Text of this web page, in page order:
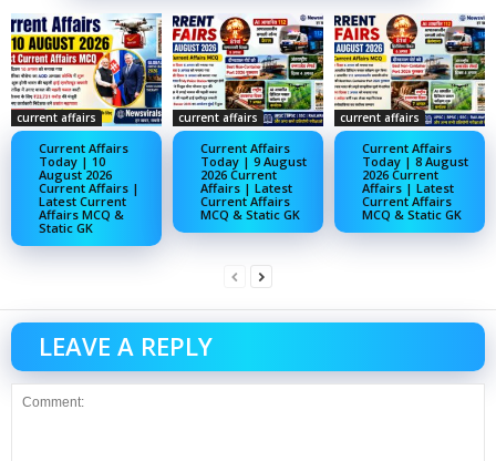
current affairs
Current Affairs
Today | 10
August 2026
Current Affairs |
Latest Current
Affairs MCQ &
Static GK
current affairs
Current Affairs
Today | 9 August
2026 Current
Affairs | Latest
Current Affairs
MCQ & Static GK
current affairs
Current Affairs
Today | 8 August
2026 Current
Affairs | Latest
Current Affairs
MCQ & Static GK
LEAVE A REPLY